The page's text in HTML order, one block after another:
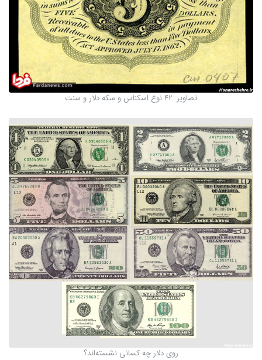
تصاویر: ۴۲ نوع اسکناس و سکه دلار و سنت
روی دلار چه کسانی نشسته‌اند؟